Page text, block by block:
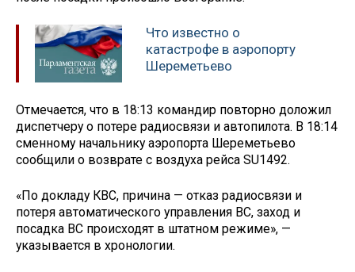
Что известно о
катастрофе в аэропорту
Шереметьево
Отмечается, что в 18:13 командир повторно доложил
диспетчеру о потере радиосвязи и автопилота. В 18:14
сменному начальнику аэропорта Шереметьево
сообщили о возврате с воздуха рейса SU1492.
«По докладу КВС, причина — отказ радиосвязи и
потеря автоматического управления ВС, заход и
посадка ВС происходят в штатном режиме», —
указывается в хронологии.